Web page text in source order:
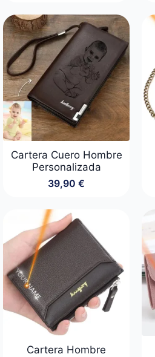
original
era:
59,00 €.
actual
es:
49,00 €.
Cartera Cuero Hombre
Personalizada
39,90 €
Cartera Hombre